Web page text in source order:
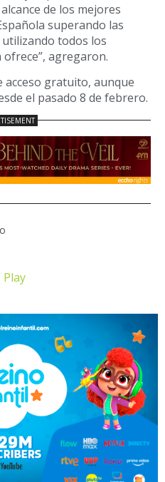
de los mejores
superando las
todos los
agregaron.
acceso gratuito, aunque
el pasado 8 de febrero.
Play